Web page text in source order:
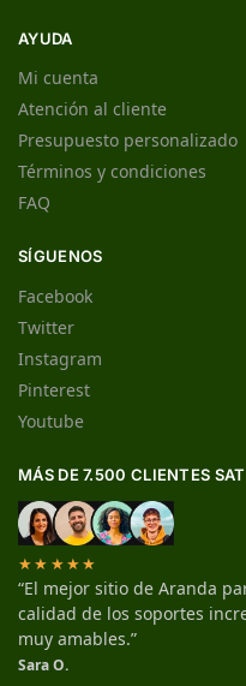
AYUDA
Mi cuenta
Atención al cliente
Presupuesto personalizado
Términos y condiciones
FAQ
SÍGUENOS
Facebook
Twitter
Instagram
Pinterest
Youtube
MÁS DE 7.500 CLIENTES
★★★★★
“El mejor sitio de Aranda
calidad de los soportes
muy amables.”
Sara O.